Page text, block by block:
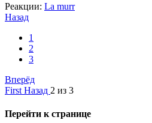
Реакции: La murr
Назад
1
2
3
Вперёд
First Назад 2 из 3
Перейти к странице